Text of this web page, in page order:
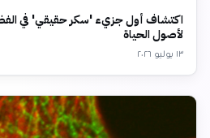
اكتشاف أول جزيء 'سكر حقيقي' في
لأصول الحياة
١٣ يوليو ٢٠٢٦